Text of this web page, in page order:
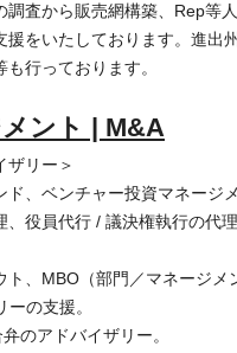
調査から販売網構築、Rep等人
援をいたしております。進出
行っております。
ント | M&A
ザリー＞
ド、ベンチャー投資マネージ
、役員代行 / 議決権執行の代
、MBO（部門／マネージメ
の支援。
のアドバイザリー。